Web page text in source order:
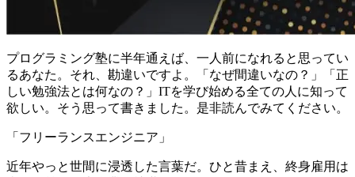
プログラミング塾に半年通えば、一人前になれると思ってい
るあなた。 それ、 勘違いですよ。
「なぜ間違いなの？」「正
しい勉強法とは何なの？」 ITを学び始める全ての人に知って
欲しい。 そう思って書きました。是非読んでみてください。
「フリーランスエンジニア」
近年やっと世間に浸透した言葉だ。ひと昔まえ、終身雇用は